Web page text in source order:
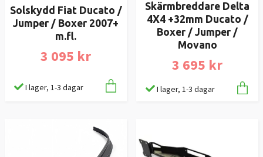
Solskydd Fiat Ducato /
Jumper / Boxer 2007+
m.fl.
3 095 kr
I lager, 1-3 dagar
Skärmbreddare Delta
4X4 +32mm Ducato /
Boxer / Jumper /
Movano
3 695 kr
I lager, 1-3 dagar